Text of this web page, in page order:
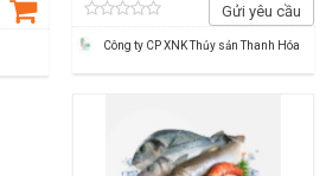
Gửi yêu cầu
Công ty CP XNK Thủy sản Thanh Hóa